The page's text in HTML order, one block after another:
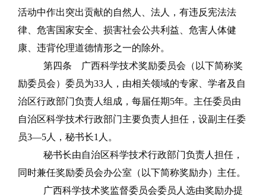
活动中作出突出贡献的自然人、法人，有违反宪法法
律、危害国家安全、损害社会公共利益、危害人体健
康、违背伦理道德情形之一的除外。
第四条
广西科学技术奖励委员会（以下简称奖
励委员会）委员为33人，由相关领域的专家、学者及自
治区行政部门负责人组成，每届任期5年。主任委员由
自治区科学技术行政部门主要负责人担任，设副主任委
员3—5人，秘书长1 人。
秘书长由自治区科学技术行政部门负责人担任，
同时兼任奖励委员会办公室（以下简称奖励办）主任。
广西科学技术奖监督委员会委员人选由奖励办提